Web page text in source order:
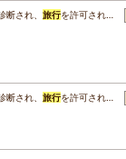
断され、 旅行を許可され…
断され、 旅行を許可され…